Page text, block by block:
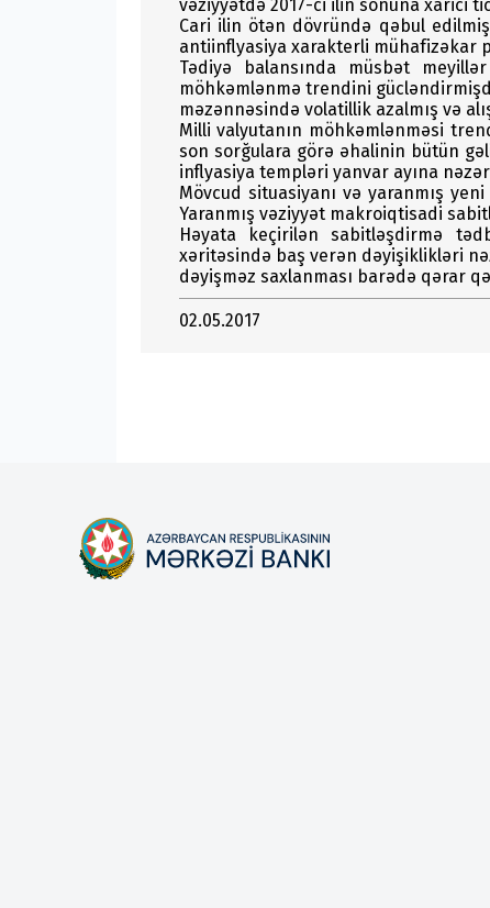
vəziyyətdə 2017-ci ilin sonuna xarici
Cari ilin ötən dövründə qəbul
antiinflyasiya xarakterli mühafizəkar
Tədiyə balansında müsbət
möhkəmlənmə trendini
məzənnəsində volatillik azalmış və
Milli valyutanın möhkəmlənməsi
son sorğulara görə əhalinin bütün
inflyasiya templəri yanvar ayına
Mövcud situasiyanı və yaranmış
Yaranmış vəziyyət makroiqtisadi
Həyata keçirilən sabitləşdirmə
xəritəsində baş verən dəyişiklikləri
dəyişməz saxlanması barədə qərar
02.05.2017